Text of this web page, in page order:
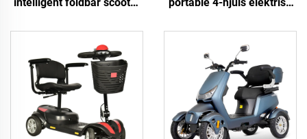
vuxne og handicappede
tricycles elektrisk scooter
handicap scooter til ældre